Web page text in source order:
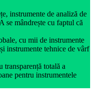
instrumente de analiză de
mândrește cu faptul că
cu mii de instrumente
instrumente tehnice de vârf
transparență totală a
pentru instrumentele